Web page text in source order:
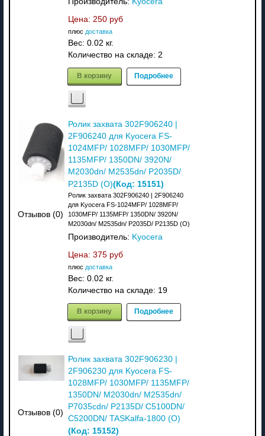
Цена: 250 руб
плюс доставка
Вес: 0.02 кг.
Количество на складе: 2
В корзину Подробнее
Отзывов (0)
Ролик захвата 302F906240 |
2F906240 для Kyocera FS-
1024MFP/ 1028MFP/ 1030MFP/
1135MFP/ 1350DN/ 3920N/
M2030dn/ M2535dn/ P2035D/
P2135D (О)(Код: 15151)
Ролик захвата 302F906240 | 2F906240
для Kyocera FS-1024MFP/ 1028MFP/
1030MFP/ 1135MFP/ 1350DN/ 3920N/
M2030dn/ M2535dn/ P2035D/ P2135D (О)
Производитель: Kyocera
Цена: 375 руб
плюс доставка
Вес: 0.02 кг.
Количество на складе: 19
В корзину Подробнее
Отзывов (0)
Ролик захвата 302F906230 |
2F906230 для Kyocera FS-
1028MFP/ 1030MFP/ 1135MFP/
1350DN/ M2030dn/ M2535dn/
P7035cdn/ P2135D/ C5100DN/
C5200DN/ TASKalfa-1800 (О)
(Код: 15152)